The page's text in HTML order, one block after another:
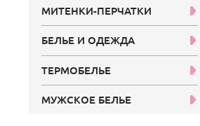
МИТЕНКИ-ПЕРЧАТКИ
БЕЛЬЕ И ОДЕЖДА
ТЕРМОБЕЛЬЕ
МУЖСКОЕ БЕЛЬЕ